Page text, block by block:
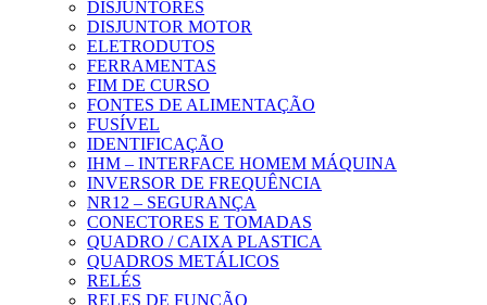
DISJUNTORES
DISJUNTOR MOTOR
ELETRODUTOS
FERRAMENTAS
FIM DE CURSO
FONTES DE ALIMENTAÇÃO
FUSÍVEL
IDENTIFICAÇÃO
IHM – INTERFACE HOMEM MÁQUINA
INVERSOR DE FREQUÊNCIA
NR12 – SEGURANÇA
CONECTORES E TOMADAS
QUADRO / CAIXA PLASTICA
QUADROS METÁLICOS
RELÉS
RELES DE FUNÇÃO